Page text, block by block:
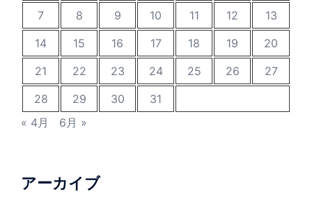
7
8 9 10 11 12
13
14
15 16 17 18 19
20
21
22 23 24 25 26
27
28
29 30
31
« 4月
6月 »
アーカイブ